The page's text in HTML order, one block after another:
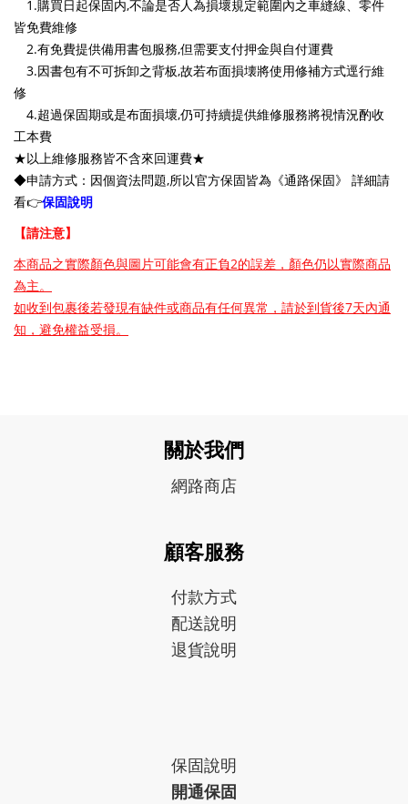
1.購買日起保固内,不論是否人為損壞規定範圍內之車縫線、零件
皆免費維修
2.有免費提供備用書包服務,但需要支付押金與自付運費
3.因書包有不可拆卸之背板,故若布面損壊將使用修補方式逕行維
修
4.超過保固期或是布面損壞,仍可持續提供維修服務將視情況酌收
工本費
★以上維修服務皆不含來回運費★
◆申請方式：因個資法問題,所以官方保固皆為《通路保固》 詳細請
看👉保固說明
【請注意】
本商品之實際顏色與圖片可能會有正負2的誤差，顏色仍以實際商品
為主。
如收到包裹後若發現有缺件或商品有任何異常，請於到貨後7天內通
知，避免權益受損。
關於我們
網路商店
顧客服務
付款方式
配送說明
退貨說明
保固說明
開通保固